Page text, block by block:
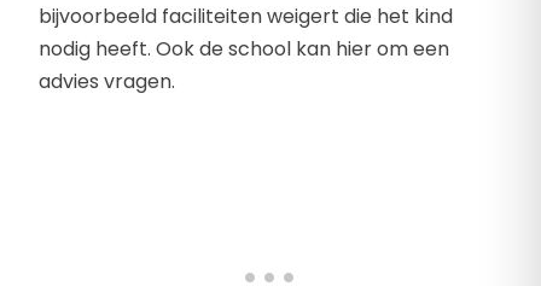
bijvoorbeeld faciliteiten weigert die het kind
nodig heeft. Ook de school kan hier om een
advies vragen.